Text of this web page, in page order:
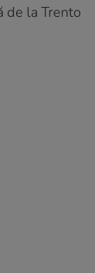
de la Trento